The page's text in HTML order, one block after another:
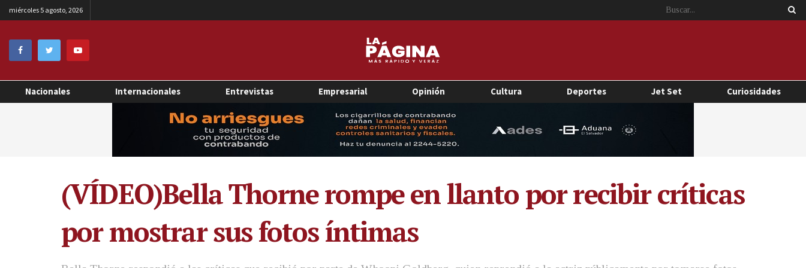
miércoles 5 agosto, 2026
Nacionales Internacionales Entrevistas Empresarial Opinión Cultura Deportes Jet Set Curiosidades
(VÍDEO)Bella Thorne rompe en llanto por recibir críticas
por mostrar sus fotos íntimas